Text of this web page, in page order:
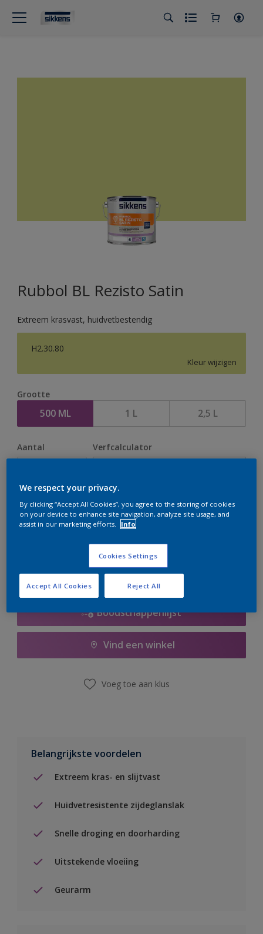
Rubbol BL Rezisto Satin
Extreem krasvast, huidvetbestendig
H2.30.80
Kleur wijzigen
Grootte
500 ML 1 L 2,5 L
Aantal Verfcalculator
Op dit moment is het niet mogelijk dit product online
te bestellen. Houd de website in de gaten, we werken
Boodschappenlijst
Vind een winkel
Voeg toe aan klus
Belangrijkste voordelen
Extreem kras- en slijtvast
Huidvetresistente zijdeglanslak
Snelle droging en doorharding
Uitstekende vloeiing
Geurarm
We respect your privacy.
By clicking “Accept All Cookies”, you agree to the storing of cookies
on your device to enhance site navigation, analyze site usage, and
assist in our marketing efforts.
Info
Cookies Settings
Reject All
Accept All Cookies